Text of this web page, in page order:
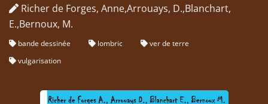
Richer de Forges, Anne,Arrouays, D.,Blanchart,
E.,Bernoux, M.
bande dessinée lombric
ver de terre
vulgarisation